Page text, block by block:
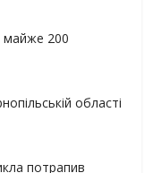
майже 200
області
потрапив